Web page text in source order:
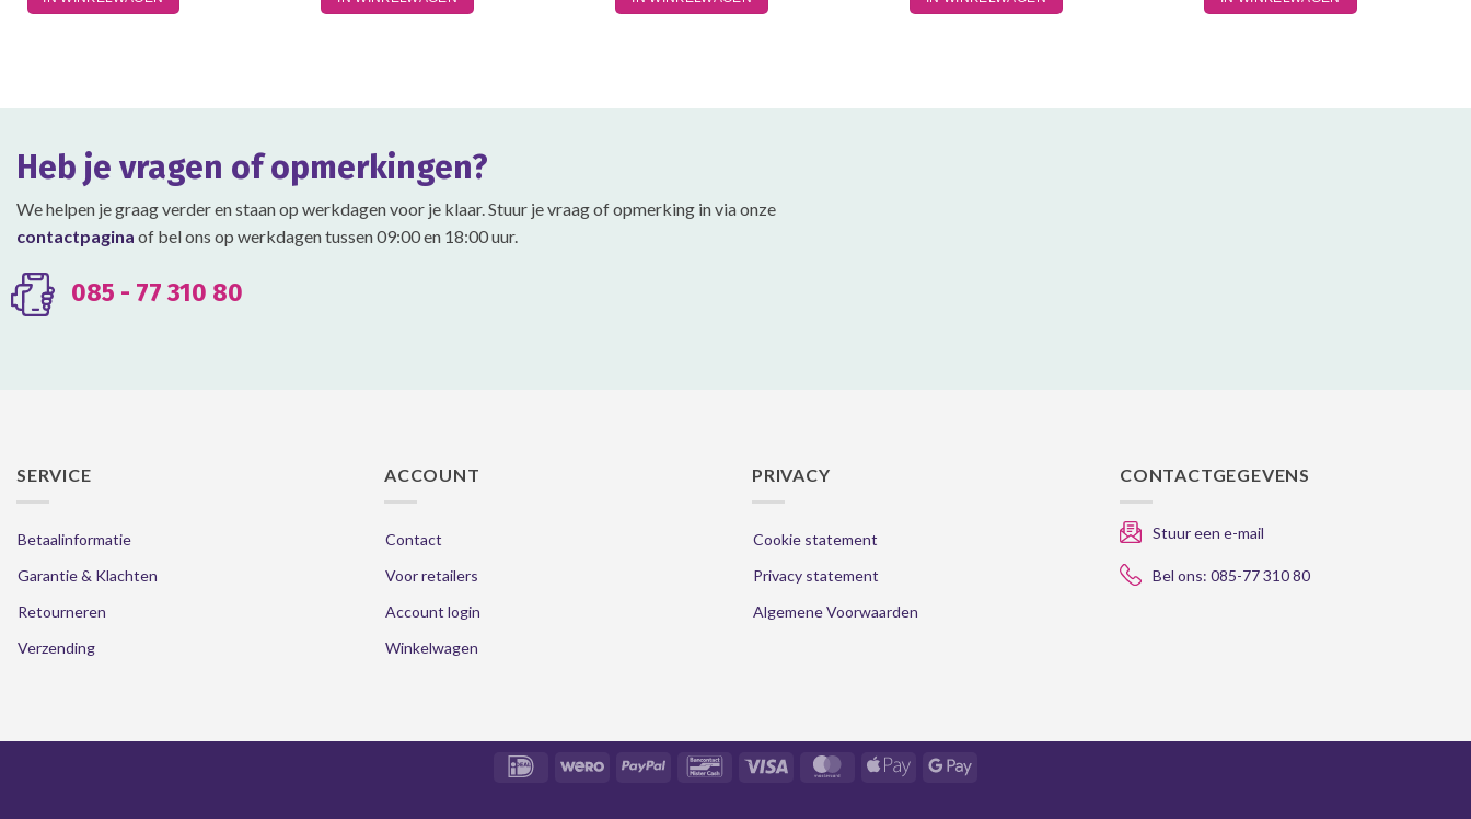
product
Deze
kan
gekozen
worden
op
productpagina
product
Deze
worden
product
Deze
Heb je vragen of opmerkingen?
We helpen je graag verder en staan op werkdagen voor je klaar. Stuur je vraag of opmerking in via onze
contactpagina of bel ons op werkdagen tussen 09:00 en 18:00 uur.
085 - 77 310 80
SERVICE
Betaalinformatie
Garantie & Klachten
Retourneren
Verzending
ACCOUNT
Contact
Voor retailers
Account login
Winkelwagen
PRIVACY
Cookie statement
Privacy statement
Algemene Voorwaarden
CONTACTGEGEVENS
Stuur een e-mail
Bel ons: 085-77 310 80